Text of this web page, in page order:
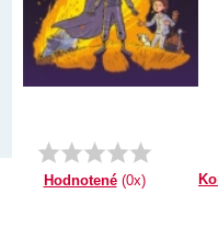
Hodnotené(0x)